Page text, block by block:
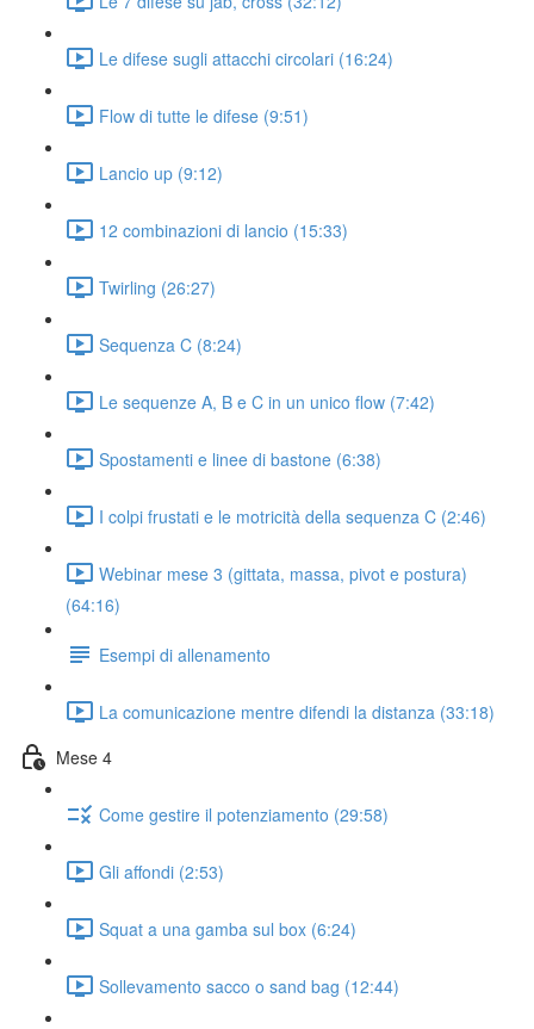
Le difese sugli attacchi circolari (16:24)
Flow di tutte le difese (9:51)
Lancio up (9:12)
12 combinazioni di lancio (15:33)
Twirling (26:27)
Sequenza C (8:24)
Le sequenze A, B e C in un unico flow (7:42)
Spostamenti e linee di bastone (6:38)
I colpi frustati e le motricità della sequenza C (2:46)
Webinar mese 3 (gittata, massa, pivot e postura)
(64:16)
Esempi di allenamento
La comunicazione mentre difendi la distanza (33:18)
Mese 4
Come gestire il potenziamento (29:58)
Gli affondi (2:53)
Squat a una gamba sul box (6:24)
Sollevamento sacco o sand bag (12:44)